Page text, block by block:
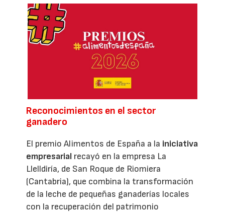
Reconocimientos en el sector
ganadero
El premio Alimentos de España a la iniciativa
empresarial recayó en la empresa La
Llelldiría, de San Roque de Riomiera
(Cantabria), que combina la transformación
de la leche de pequeñas ganaderías locales
con la recuperación del patrimonio